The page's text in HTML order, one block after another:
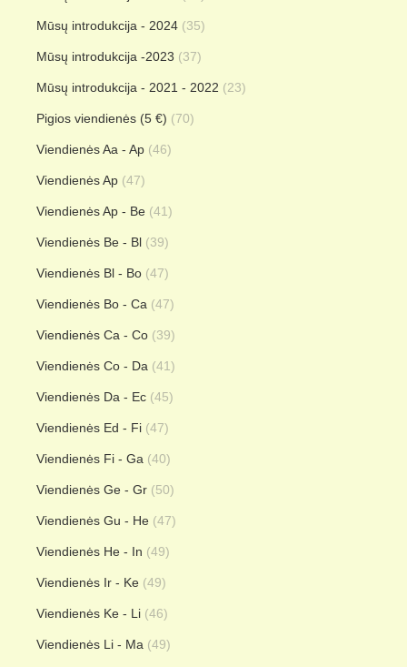
Mūsų introdukcija - 2024 (35)
Mūsų introdukcija -2023 (37)
Mūsų introdukcija - 2021 - 2022 (23)
Pigios viendienės (5 €) (70)
Viendienės Aa - Ap (46)
Viendienės Ap (47)
Viendienės Ap - Be (41)
Viendienės Be - Bl (39)
Viendienės Bl - Bo (47)
Viendienės Bo - Ca (47)
Viendienės Ca - Co (39)
Viendienės Co - Da (41)
Viendienės Da - Ec (45)
Viendienės Ed - Fi (47)
Viendienės Fi - Ga (40)
Viendienės Ge - Gr (50)
Viendienės Gu - He (47)
Viendienės He - In (49)
Viendienės Ir - Ke (49)
Viendienės Ke - Li (46)
Viendienės Li - Ma (49)